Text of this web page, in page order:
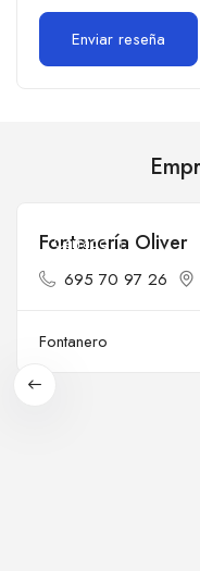
Cerrado
Fontanería Oliver
695 70 97 26
Fontanero